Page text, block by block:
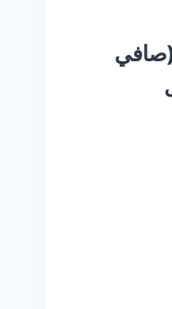
بيكو 420 لتر (صافي